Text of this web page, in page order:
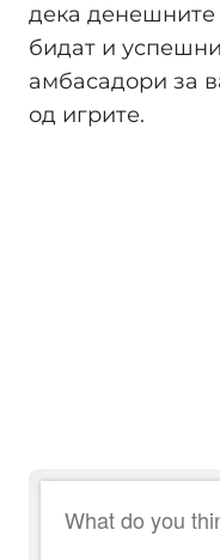
дека денешните
бидат и
амбасадори за
од игрите.